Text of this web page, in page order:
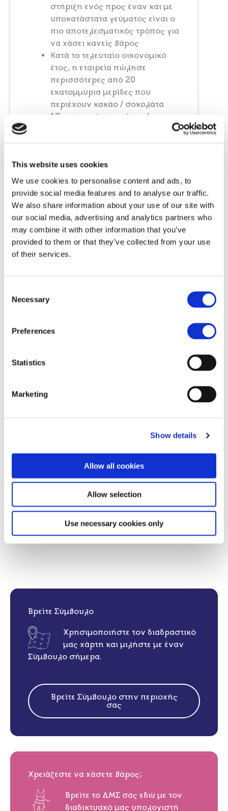
This website uses cookies
We use cookies to personalise content and ads, to
provide social media features and to analyse our traffic.
We also share information about your use of our site with
our social media, advertising and analytics partners who
may combine it with other information that you’ve
provided to them or that they’ve collected from your use
of their services.
Selection
Necessary
Preferences
Statistics
Marketing
Show details
Allow all cookies
Allow selection
Use necessary cookies only
στήριξη ενός προς έναν και με
υποκατάστατα γεύματος είναι ο
πιο αποτελεσματικός τρόπος για
να χάσει κανείς βάρος
Κατά το τελευταίο οικονομικό
έτος, η εταιρεία πώλησε
περισσότερες από 20
εκατομμύρια μερίδες που
περιέχουν κακάο / σοκολάτα
17 εκατομμύρια μπάρες /
μεγαλύτερες πωλήσεις
περιλαμβάνουν τα Salted
Caramel Bites, Cookies and
Cream Bar και Peanut Crispy
Bar.
Οι μπουκίτσες Salted Caramel
μας, που ξεκίνησαν πρόσφατα,
έχουν διπλάσιες πωλήσεις από
στη μοναδική στήριξη ένας
Βρείτε Σύμβουλο
Χρησιμοποιήστε τον διαδραστικό
μας χάρτη και μιλήστε με έναν
Σύμβουλο σήμερα.
Βρείτε Σύμβουλο στην περιοχής
σας
Χρειάζεστε να χάσετε βάρος;
Βρείτε το ΔΜΣ σας εδώ με τον
διαδικτυακό μας υπολογιστή